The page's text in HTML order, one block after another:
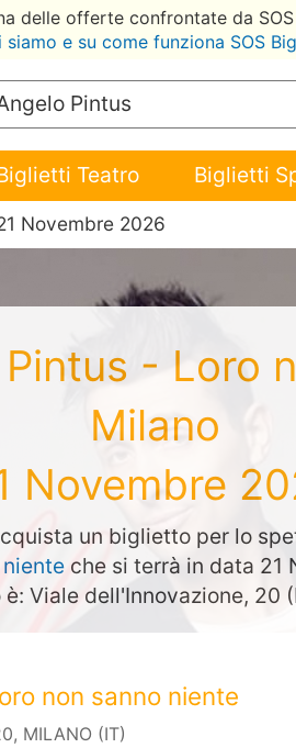
delle offerte confrontate da
e su come funziona SOS
Teatro Biglietti
Novembre 2026
- Loro
Milano
Novembre
un biglietto per lo
che si terrà in data 21
Viale dell'Innovazione, 20
non sanno niente
MILANO (IT)